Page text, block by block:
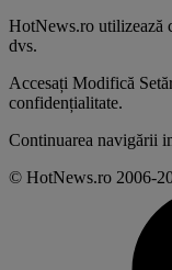
HotNews.ro utilizează
dvs.
Accesați Modifică
confidențialitate.
Continuarea navigării
© HotNews.ro 2006-